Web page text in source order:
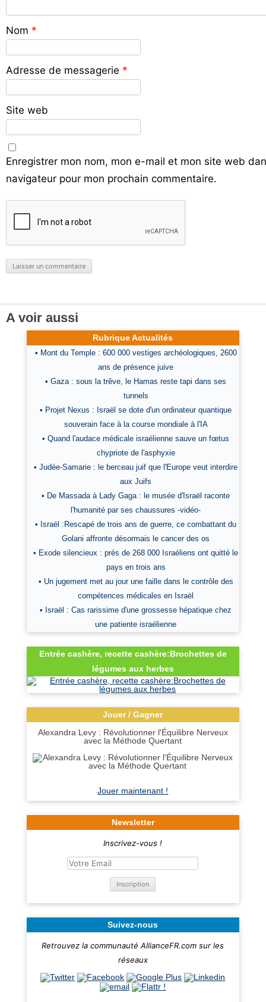
Nom *
Adresse de messagerie *
Site web
Enregistrer mon nom, mon e-mail et mon site web
navigateur pour mon prochain commentaire.
A voir aussi
Rubrique Actualités
• Mont du Temple : 600 000 vestiges archéologiques, 2600
ans de présence juive
• Gaza : sous la trêve, le Hamas reste tapi dans ses
tunnels
• Projet Nexus : Israël se dote d'un ordinateur quantique
souverain face à la course mondiale à l'IA
• Quand l'audace médicale israélienne sauve un fœtus
chypriote de l'asphyxie
• Judée-Samarie : le berceau juif que l'Europe veut interdire
aux Juifs
• De Massada à Lady Gaga : le musée d'Israël raconte
l'humanité par ses chaussures -vidéo-
• Israël :Rescapé de trois ans de guerre, ce combattant du
Golani affronte désormais le cancer des os
• Exode silencieux : près de 268 000 Israéliens ont quitté le
pays en trois ans
• Un jugement met au jour une faille dans le contrôle des
compétences médicales en Israël
• Israël : Cas rarissime d'une grossesse hépatique chez
une patiente israélienne
Entrée cashère, recette cashère:Brochettes de
légumes aux herbes
Jouer / Gagner
Alexandra Levy : Révolutionner l'Équilibre Nerveux
avec la Méthode Quertant
Jouer maintenant !
Newsletter
Inscrivez-vous !
Suivez-nous
Retrouvez la communauté AllianceFR.com sur les
réseaux